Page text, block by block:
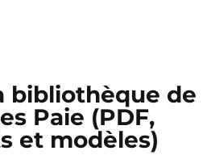
bibliothèque de
Paie (PDF,
et modèles)